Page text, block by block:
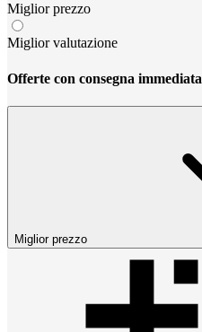
Miglior prezzo
Miglior valutazione
Offerte con consegna immediata
Miglior prezzo